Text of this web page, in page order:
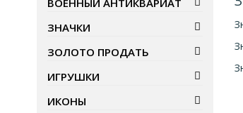
ВОЕННЫЙ АНТИКВАРИАТ
ЗНАЧКИ
ЗОЛОТО ПРОДАТЬ
ИГРУШКИ
ИКОНЫ